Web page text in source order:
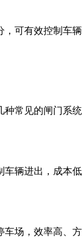
，可有效控制车
常见的闸门系
辆进出，成本低
场，效率高、方